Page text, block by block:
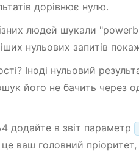
дорівнює нулю.
людей шукали
нульових запитів
Іноді нульовий
його не бачить через
додайте в звіт параметр
ваш головний